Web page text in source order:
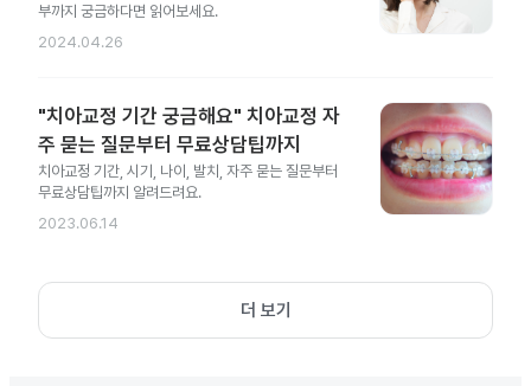
부까지 궁금하다면 읽어보세요.
2024.04.26
"치아교정 기간 궁금해요" 치아교정 자
주 묻는 질문부터 무료상담팁까지
치아교정 기간, 시기, 나이, 발치, 자주 묻는 질문부터
무료상담팁까지 알려드려요.
2023.06.14
더 보기